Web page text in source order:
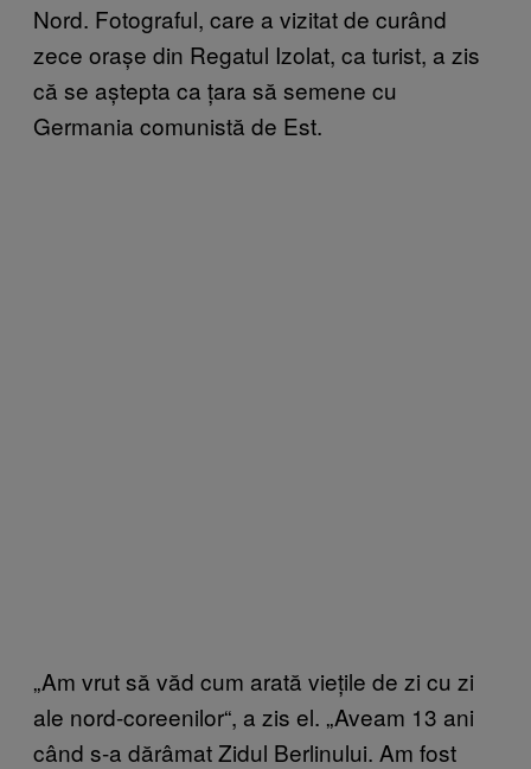
Nord. Fotograful, care a vizitat de curând
zece orașe din Regatul Izolat, ca turist, a zis
că se aștepta ca țara să semene cu
Germania comunistă de Est.
„Am vrut să văd cum arată viețile de zi cu zi
ale nord-coreenilor“, a zis el. „Aveam 13 ani
când s-a dărâmat Zidul Berlinului. Am fost